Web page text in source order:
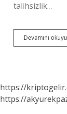
talihsizlik…
Devamını
https://
https://